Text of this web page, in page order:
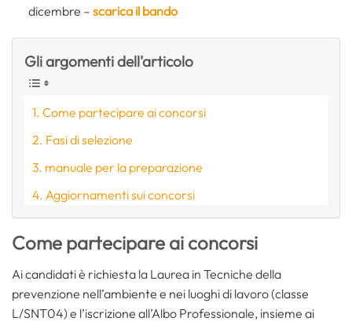
dicembre – scarica il bando
Gli argomenti dell'articolo
Come partecipare ai concorsi
Fasi di selezione
manuale per la preparazione
Aggiornamenti sui concorsi
Come partecipare ai concorsi
Ai candidati è richiesta la Laurea in Tecniche della
prevenzione nell’ambiente e nei luoghi di lavoro (classe
L/SNT04) e l’iscrizione all’Albo Professionale, insieme ai